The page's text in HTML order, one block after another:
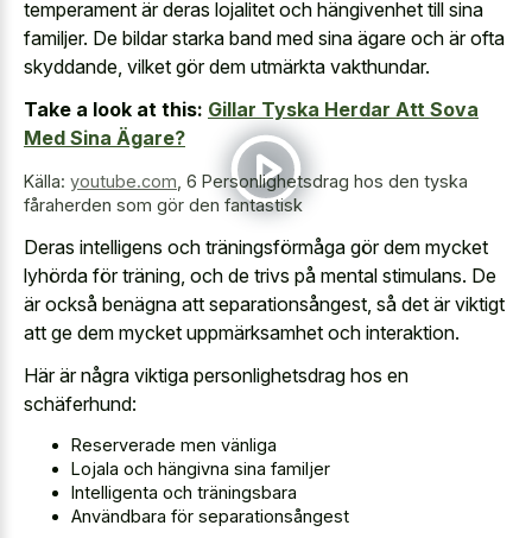
temperament är deras lojalitet och hängivenhet till sina
familjer. De bildar starka band med sina ägare och är ofta
skyddande, vilket gör dem utmärkta vakthundar.
Take a look at this: Gillar Tyska Herdar Att Sova
Med Sina Ägare?
Källa: youtube.com 6 Personlighetsdrag hos den tyska
fåraherden som gör den fantastisk
Deras intelligens och träningsförmåga gör dem mycket
lyhörda för träning, och de trivs på mental stimulans. De
är också benägna att separationsångest, så det är viktigt
att ge dem mycket uppmärksamhet och interaktion.
Här är några viktiga personlighetsdrag hos en
schäferhund:
Reserverade men vänliga
Lojala och hängivna sina familjer
Intelligenta och träningsbara
Användbara för separationsångest